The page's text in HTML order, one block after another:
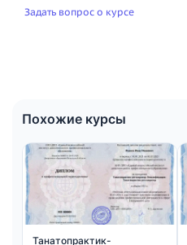
Задать вопрос о курсе
Похожие курсы
Танатопрактик-